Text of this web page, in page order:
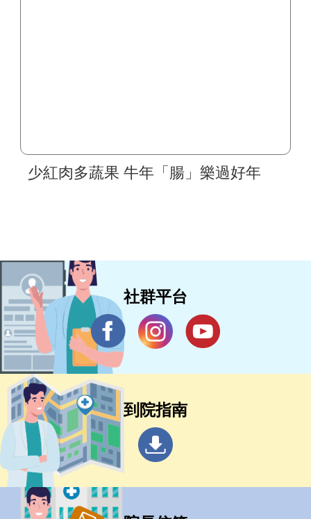
少紅肉多蔬果 牛年「腸」樂過好年
社群平台
到院指南